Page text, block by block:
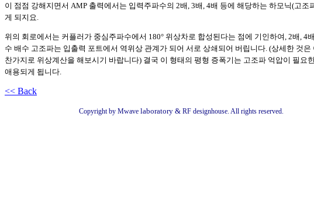
이 점점 강해지면서 AMP 출력에서는 입력주파수의 2배, 3배, 4배 등에 해당하는 하모닉(고조
게 되지요.
위의 회로에서는 커플러가 중심주파수에서 180° 위상차로 합성된다는 점에 기인하여, 2배, 4
수 배수 고조파는 입출력 포트에서 역위상 관계가 되어 서로 상쇄되어 버립니다. (상세한 것은
찬가지로 위상계산을 해보시기 바랍니다) 결국 이 형태의 평형 증폭기는 고조파 억압이 필요
애용되게 됩니다.
<< Back
Copyright by Mwave laboratory & RF designhouse. All rights reserved.